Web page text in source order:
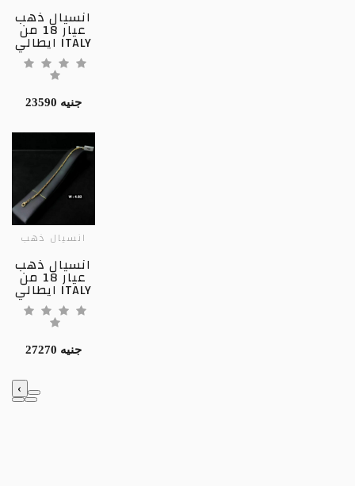
انسيال ذهب
عيار 18 من
ايطالي ITALY
23590 جنيه
انسيال ذهب
انسيال ذهب
عيار 18 من
ايطالي ITALY
27270 جنيه
‹